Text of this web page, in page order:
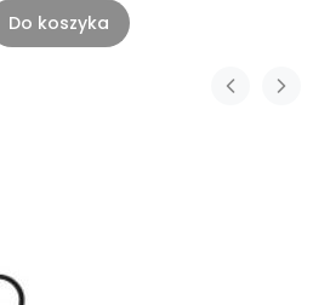
Do koszyka